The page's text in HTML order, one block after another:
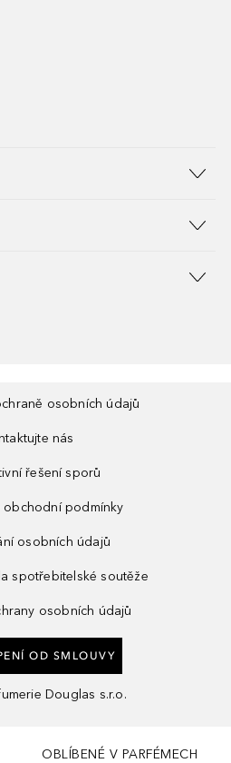
osobních údajů
nás
řešení sporů
obchodní podmínky
osobních údajů
spotřebitelské soutěže
osobních údajů
OD SMLOUVY
Douglas s.r.o.
OBLÍBENÉ V PARFÉMECH